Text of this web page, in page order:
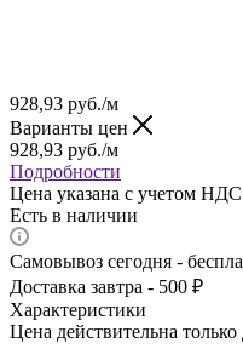
928,93 руб./м
Варианты цен
928,93 руб./м
Подробности
Цена указана с учетом
Есть в наличии
Самовывоз сегодня -
Доставка завтра - 500 ₽
Характеристики
Цена действительна